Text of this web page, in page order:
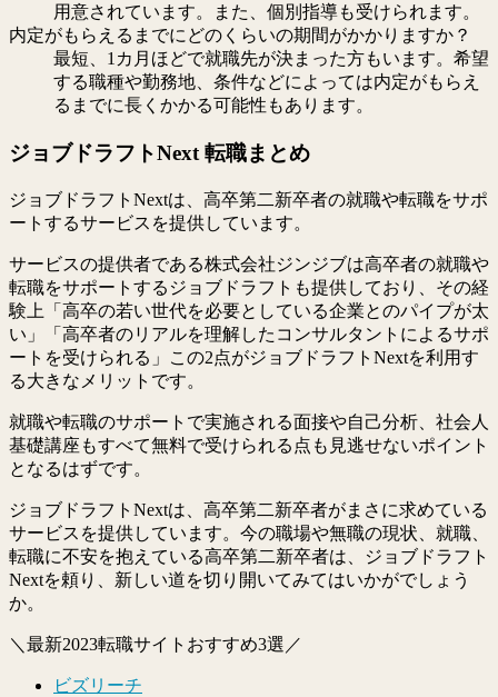
用意されています。また、個別指導も受けられます。
内定がもらえるまでにどのくらいの期間がかかりますか？
最短、1カ月ほどで就職先が決まった方もいます。希望
する職種や勤務地、条件などによっては内定がもらえ
るまでに長くかかる可能性もあります。
ジョブドラフトNext 転職まとめ
ジョブドラフトNextは、高卒第二新卒者の就職や転職をサポ
ートするサービスを提供しています。
サービスの提供者である株式会社ジンジブは高卒者の就職や
転職をサポートするジョブドラフトも提供しており、その経
験上「高卒の若い世代を必要としている企業とのパイプが太
い」「高卒者のリアルを理解したコンサルタントによるサポ
ートを受けられる」この2点がジョブドラフトNextを利用す
る大きなメリットです。
就職や転職のサポートで実施される面接や自己分析、社会人
基礎講座もすべて無料で受けられる点も見逃せないポイント
となるはずです。
ジョブドラフトNextは、高卒第二新卒者がまさに求めている
サービスを提供しています。今の職場や無職の現状、就職、
転職に不安を抱えている高卒第二新卒者は、ジョブドラフト
Nextを頼り、新しい道を切り開いてみてはいかがでしょう
か。
＼最新2023転職サイトおすすめ3選／
ビズリーチ